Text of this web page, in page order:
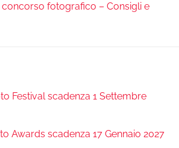
fotografico – Consigli e
Festival scadenza 1 Settembre
Awards scadenza 17 Gennaio 2027